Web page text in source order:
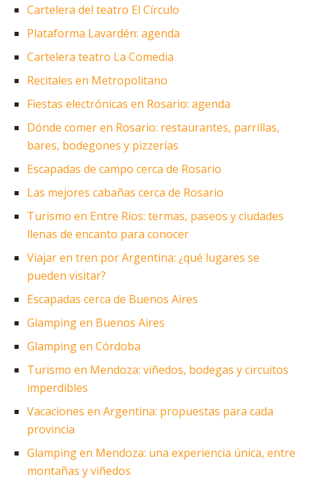
Cartelera del teatro El Círculo
Plataforma Lavardén: agenda
Cartelera teatro La Comedia
Recitales en Metropolitano
Fiestas electrónicas en Rosario: agenda
Dónde comer en Rosario: restaurantes, parrillas,
bares, bodegones y pizzerías
Escapadas de campo cerca de Rosario
Las mejores cabañas cerca de Rosario
Turismo en Entre Ríos: termas, paseos y ciudades
llenas de encanto para conocer
Viajar en tren por Argentina: ¿qué lugares se
pueden visitar?
Escapadas cerca de Buenos Aires
Glamping en Buenos Aires
Glamping en Córdoba
Turismo en Mendoza: viñedos, bodegas y circuitos
imperdibles
Vacaciones en Argentina: propuestas para cada
provincia
Glamping en Mendoza: una experiencia única, entre
montañas y viñedos